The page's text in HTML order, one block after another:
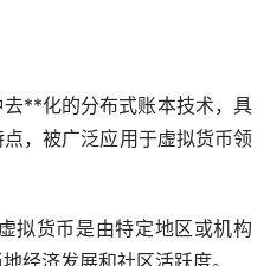
**化的分布式账本技术，具
，被广泛应用于虚拟货币领
拟货币是由特定地区或机构